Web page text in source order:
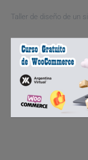
Taller de diseño de un